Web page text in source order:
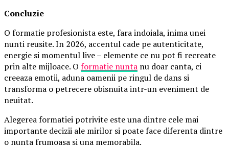
Concluzie
O formatie profesionista este, fara indoiala, inima unei
nunti reusite. In 2026, accentul cade pe autenticitate,
energie si momentul live – elemente ce nu pot fi recreate
prin alte mijloace. O formatie nunta nu doar canta, ci
creeaza emotii, aduna oamenii pe ringul de dans si
transforma o petrecere obisnuita intr-un eveniment de
neuitat.
Alegerea formatiei potrivite este una dintre cele mai
importante decizii ale mirilor si poate face diferenta dintre
o nunta frumoasa si una memorabila.